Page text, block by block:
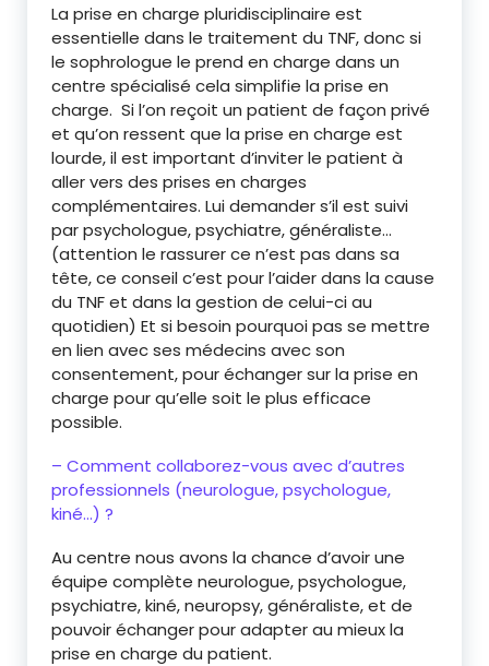
La prise en charge pluridisciplinaire est
essentielle dans le traitement du TNF, donc si
le sophrologue le prend en charge dans un
centre spécialisé cela simplifie la prise en
charge. Si l’on reçoit un patient de façon privé
et qu’on ressent que la prise en charge est
lourde, il est important d’inviter le patient à
aller vers des prises en charges
complémentaires. Lui demander s’il est suivi
par psychologue, psychiatre, généraliste…
(attention le rassurer ce n’est pas dans sa
tête, ce conseil c’est pour l’aider dans la cause
du TNF et dans la gestion de celui-ci au
quotidien) Et si besoin pourquoi pas se mettre
en lien avec ses médecins avec son
consentement, pour échanger sur la prise en
charge pour qu’elle soit le plus efficace
possible.
– Comment collaborez-vous avec d’autres
professionnels (neurologue, psychologue,
kiné…) ?
Au centre nous avons la chance d’avoir une
équipe complète neurologue, psychologue,
psychiatre, kiné, neuropsy, généraliste, et de
pouvoir échanger pour adapter au mieux la
prise en charge du patient.